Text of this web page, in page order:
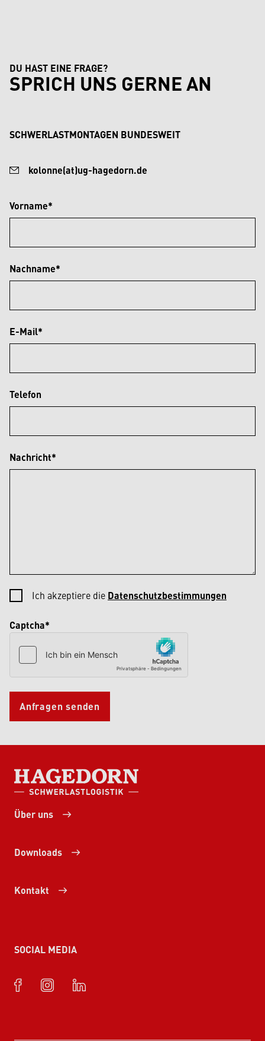
DU HAST EINE FRAGE?
SPRICH UNS GERNE AN
SCHWERLASTMONTAGEN BUNDESWEIT
kolonne(at)ug-hagedorn.de
Vorname*
Nachname*
E-Mail*
Telefon
Nachricht*
Ich akzeptiere die Datenschutzbestimmungen
Captcha*
Anfragen senden
HAGEDORN SCHWERLASTLOGISTIK
Über uns
Downloads
Kontakt
SOCIAL MEDIA